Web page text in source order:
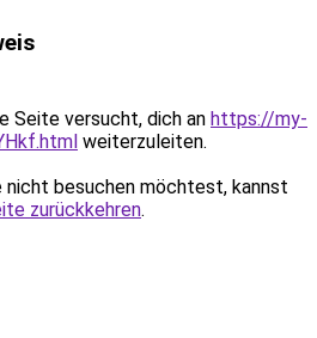
Seite versucht, dich an https://my-
weiterzuleiten.
nicht besuchen möchtest, kannst
zurückkehren.